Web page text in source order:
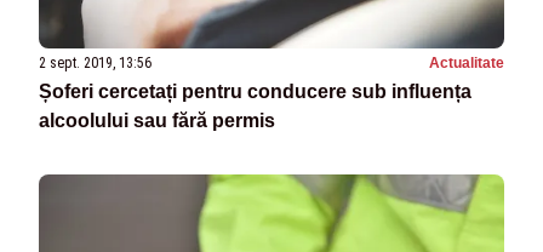
2 sept. 2019, 13:56 Actualitate
Șoferi cercetați pentru conducere sub influența
alcoolului sau fără permis